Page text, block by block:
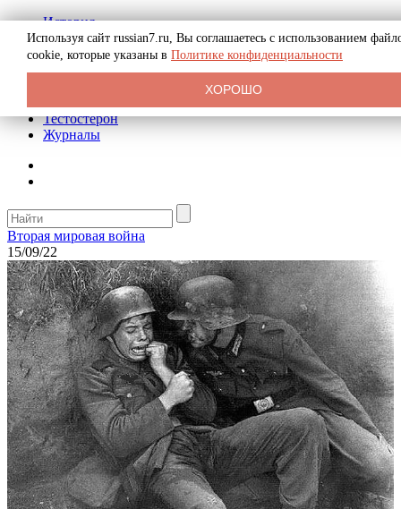
История
Биография
Криминал
Реклама на сайте
Тестостерон
Журналы
Вторая мировая война
15/09/22
Используя сайт russian7.ru, Вы соглашаетесь с использованием
cookie, которые указаны в Политике конфиденциальности
ХОРОШО